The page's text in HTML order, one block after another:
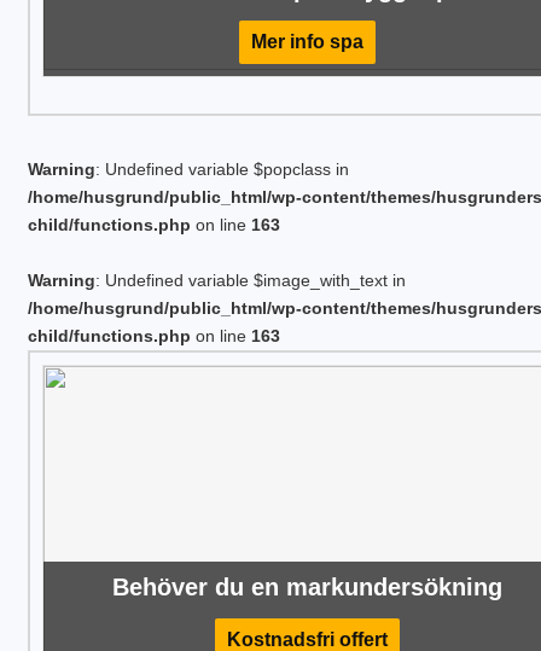
Mer info spa
Warning: Undefined variable $popclass in
/home/husgrund/public_html/wp-content/themes/
child/functions.php on line 163
Warning: Undefined variable $image_with_text in
/home/husgrund/public_html/wp-content/themes/
child/functions.php on line 163
Behöver du en markundersökning
Kostnadsfri offert